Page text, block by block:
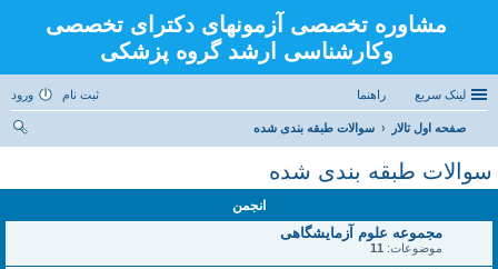
مشاوره تخصصی آزمونهای دکترای تخصصی
وکارشناسی ارشد گروه پزشکی
لینک سریع راهنما ورود ثبت نام
صفحه اول تالار
سوالات طبقه بندی شده
سوالات طبقه بندی شده
انجمن
مجموعه علوم آزمایشگاهی
موضوعات: 11